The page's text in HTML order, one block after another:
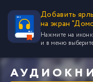
Добавить
на экран
Нажмите на
и в меню